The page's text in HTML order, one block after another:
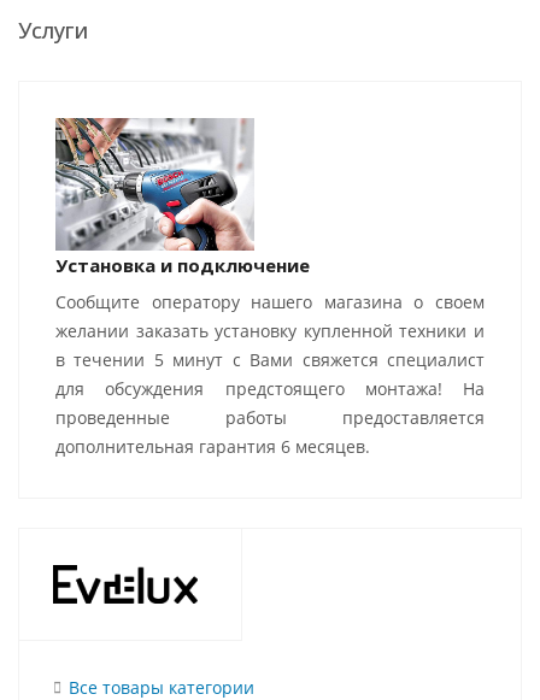
Услуги
Установка и подключение
Сообщите оператору нашего магазина о своем
желании заказать установку купленной техники и
в течении 5 минут с Вами свяжется специалист
для обсуждения предстоящего монтажа! На
проведенные работы предоставляется
дополнительная гарантия 6 месяцев.
Все товары категории